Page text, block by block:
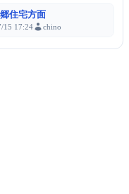
住宅方面
15 17:24 chino